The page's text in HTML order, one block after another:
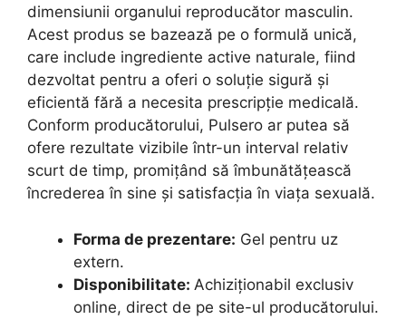
dimensiunii organului reproducător masculin.
Acest produs se bazează pe o formulă unică,
care include ingrediente active naturale, fiind
dezvoltat pentru a oferi o soluție sigură și
eficientă fără a necesita prescripție medicală.
Conform producătorului, Pulsero ar putea să
ofere rezultate vizibile într-un interval relativ
scurt de timp, promițând să îmbunătățească
încrederea în sine și satisfacția în viața sexuală.
Forma de prezentare: Gel pentru uz
extern.
Disponibilitate: Achiziționabil exclusiv
online, direct de pe site-ul producătorului.